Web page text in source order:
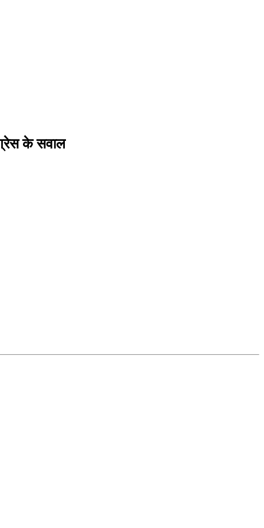
के सवाल